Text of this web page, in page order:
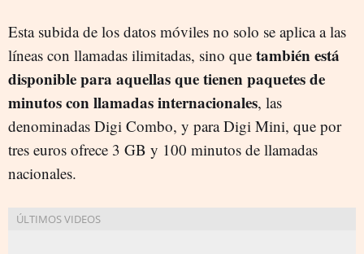
Esta subida de los datos móviles no solo se aplica a las
líneas con llamadas ilimitadas, sino que también está
disponible para aquellas que tienen paquetes de
minutos con llamadas internacionales, las
denominadas Digi Combo, y para Digi Mini, que por
tres euros ofrece 3 GB y 100 minutos de llamadas
nacionales.